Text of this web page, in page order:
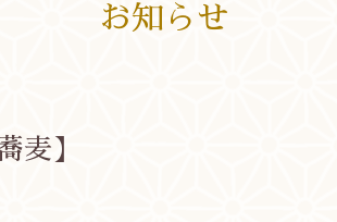
お知らせ
麦】